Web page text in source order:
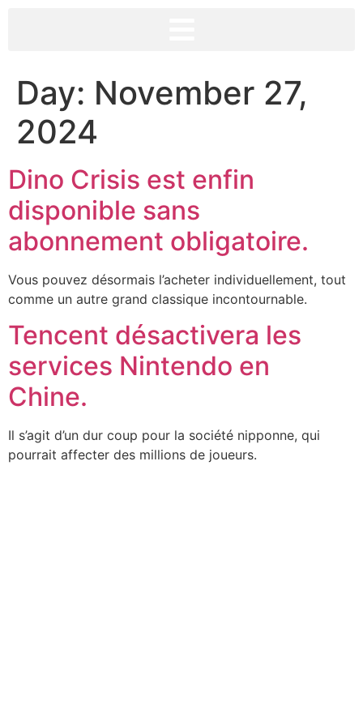
Day: November 27,
2024
Dino Crisis est enfin
disponible sans
abonnement obligatoire.
Vous pouvez désormais l’acheter individuellement, tout
comme un autre grand classique incontournable.
Tencent désactivera les
services Nintendo en
Chine.
Il s’agit d’un dur coup pour la société nipponne, qui
pourrait affecter des millions de joueurs.